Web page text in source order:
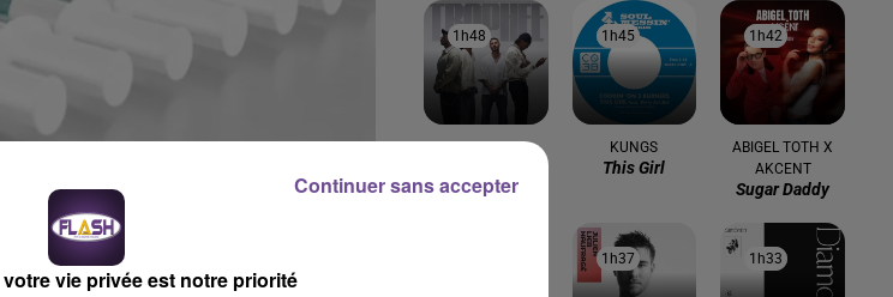
la Ville de Limoges poursuit ses
centre de vaccination va ouvrir le
1h48
1h48 1h45
1h45
KUNGS
This Girl
1h42
1h42
ABIGEL TOTH X
AKCENT
Sugar Daddy
1h37
1h37 1h33
1h33
vie privée est notre priorité
Continuer sans accepter